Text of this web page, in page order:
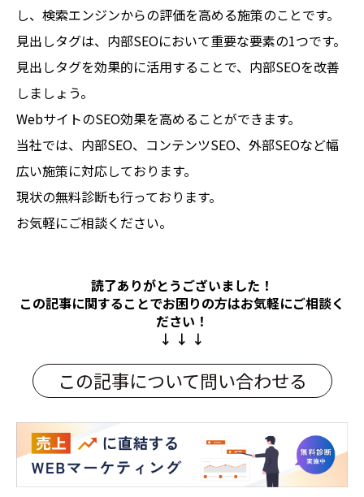
し、検索エンジンからの評価を高める施策のことです。
見出しタグは、内部SEOにおいて重要な要素の1つです。
見出しタグを効果的に活用することで、内部SEOを改善
しましょう。
WebサイトのSEO効果を高めることができます。
当社では、内部SEO、コンテンツSEO、外部SEOなど幅
広い施策に対応しております。
現状の無料診断も行っております。
お気軽にご相談ください。
読了ありがとうございました！
この記事に関することでお困りの方はお気軽にご相談く
ださい！
↓ ↓ ↓
この記事について問い合わせる